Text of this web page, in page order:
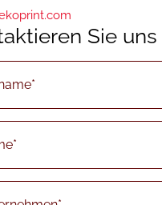
Sie uns